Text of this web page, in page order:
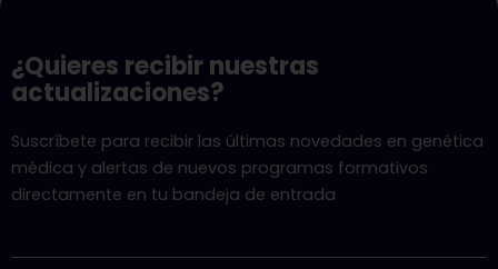
¿Quieres recibir nuestras
actualizaciones?
Suscríbete para recibir las últimas novedades en genética
médica y alertas de nuevos programas formativos
directamente en tu bandeja de entrada